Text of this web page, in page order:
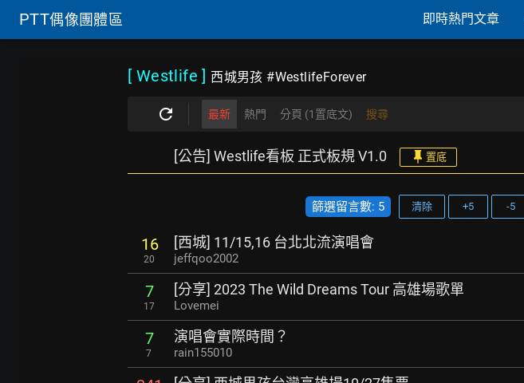
PTT偶像團體區 即時熱門文章
[ Westlife ] 西城男孩 #WestlifeForever
最新 熱門 分頁 (1置底文) 搜尋
[公告] Westlife看板 正式板規 V1.0 置底
篩選留言數: 5 清除 +5 -5
16
20
[西城] 11/15,16 台北北流演唱會
jeffqoo2002
7
17
[分享] 2023 The Wild Dreams Tour 高雄場歌單
Lovemei
7
7
演唱會實際時間？
rain155010